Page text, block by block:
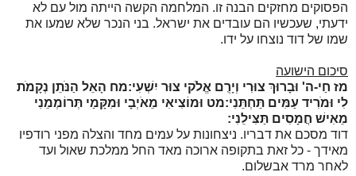
הפסוקים מחזקים הבנה זו. המלחמה הקשה הייתה מול עם לא
ידעתי, שעכשיו הם עובדים את ישראל. בני הנכר שלא שמעו את
שמו של דוד נוצחו על ידו.
סיכום הישועה
מז חַי-ה' וּבָרוּךְ צוּרִי וְיָרֻם אֱלֹקי צוּר יִשְׁעִי:מח הָאֵל הַנֹּתֵן נְקָמֹת
לִי וּמֹרִיד עַמִּים תַּחְתֵּנִי:מט וּמוֹצִיאִי מֵאֹיְבָי וּמִקָּמַי תְּרוֹמְמֵנִי
מֵאִישׁ חֲמָסִים תַּצִּילֵנִי:
דוד מסכם את דבריו. ניצחונות על עמים מחד והצלה מפני רודפיו
מאידך - כל זאת בתקופה ארוכה מאד החל ממלכת שאול ועד
לאחר מרד אבשלום.